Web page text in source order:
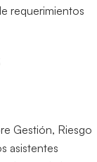
requerimientos
Gestión, Riesgo
asistentes